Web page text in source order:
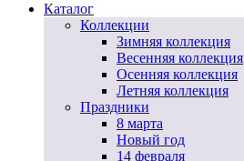
Каталог
Коллекции
Зимняя коллекция
Весенняя коллекция
Осенняя коллекция
Летняя коллекция
Праздники
8 марта
Новый год
14 февраля